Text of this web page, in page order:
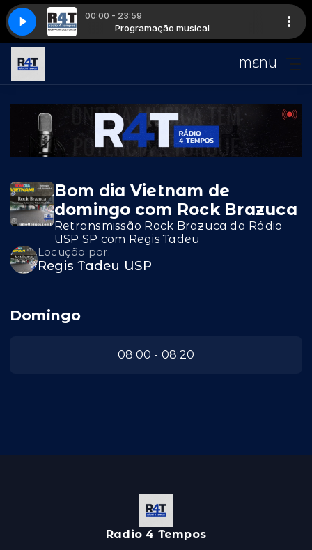
00:00 - 23:59
Programação musical
(Was To Love You) Diana Ross - My Mistake (Was To Love You)
MENU
Bom dia Vietnam de
domingo com Rock Brazuca
Retransmissão Rock Brazuca da Rádio
USP SP com Regis Tadeu
Locução por:
Regis Tadeu USP
Domingo
08:00 - 08:20
Radio 4 Tempos